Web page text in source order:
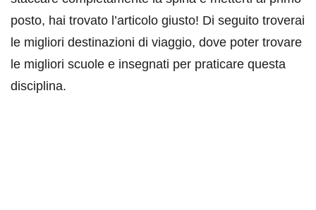
posto, hai trovato l’articolo giusto! Di seguito troverai
le migliori destinazioni di viaggio, dove poter trovare
le migliori scuole e insegnati per praticare questa
disciplina.